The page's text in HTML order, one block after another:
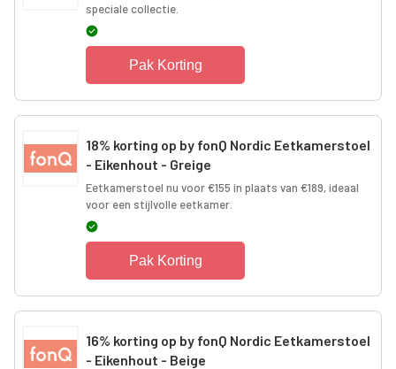
speciale collectie.
Pak Korting
18% korting op by fonQ Nordic Eetkamerstoel
- Eikenhout - Greige
Eetkamerstoel nu voor €155 in plaats van €189, ideaal
voor een stijlvolle eetkamer.
Pak Korting
16% korting op by fonQ Nordic Eetkamerstoel
- Eikenhout - Beige